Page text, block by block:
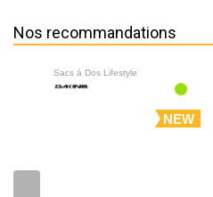
Nos recommandations
Sacs à Dos Lifestyle
NEW